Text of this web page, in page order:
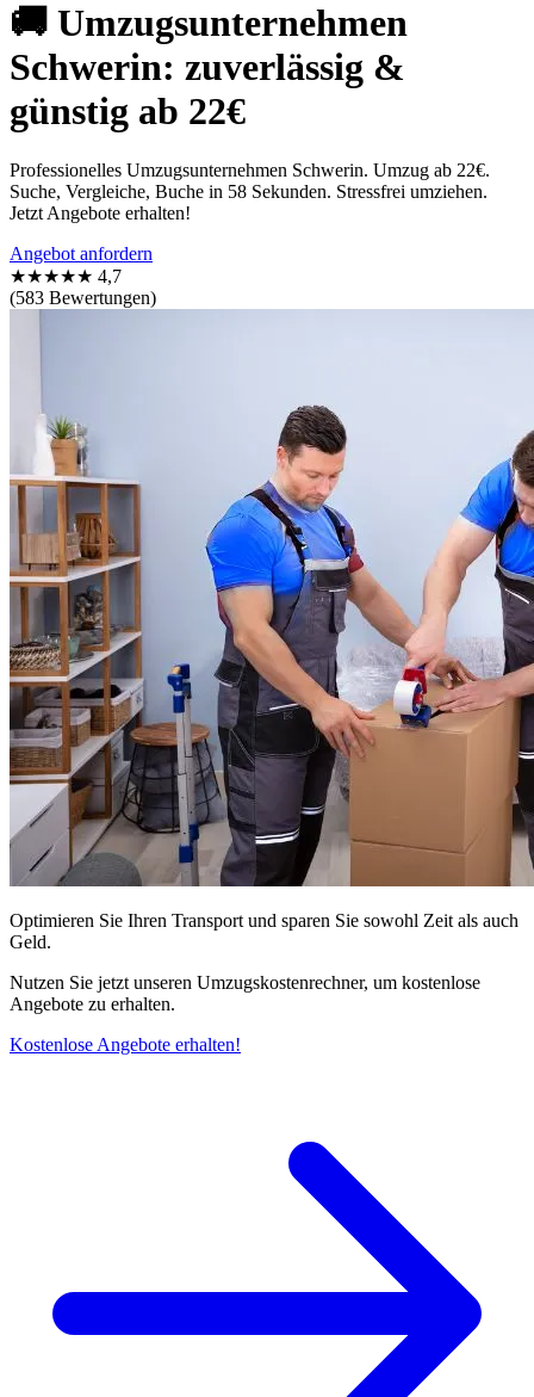
🚚 Umzugsunternehmen
Schwerin: zuverlässig &
günstig ab 22€
Professionelles Umzugsunternehmen Schwerin. Umzug ab 22€.
Suche, Vergleiche, Buche in 58 Sekunden. Stressfrei umziehen.
Jetzt Angebote erhalten!
Angebot anfordern
★★★★★ 4,7
(583 Bewertungen)
Optimieren Sie Ihren Transport und sparen Sie sowohl Zeit als auch
Geld.
Nutzen Sie jetzt unseren Umzugskostenrechner, um kostenlose
Angebote zu erhalten.
Kostenlose Angebote erhalten!